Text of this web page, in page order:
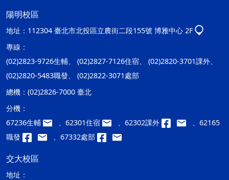
陽明校區
地址： 112304 臺北市北投區立農街二段155號 博雅中心 2F
專線：
(02)2823-9726生輔、 (02)2827-7126住宿、 (02)2820-3701課外、
(02)2820-5483職發、 (02)2822-3071處部
總機： (02)2826-7000 臺北
分機：
67236生輔
、62301住宿 、62302課外
、62165
職發
、67332處部
交大校區
地址：